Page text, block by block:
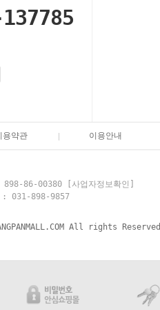
용약관 이용안내
86-00380
[사업자정보확인]
: 031-898-9857
All rights Reserved